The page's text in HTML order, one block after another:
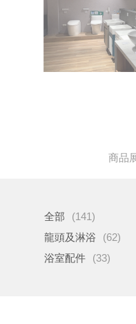
商品
全部 (141)
龍頭及淋浴
(62)
浴室配件
(33)